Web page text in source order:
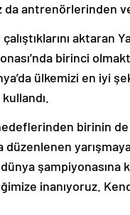
da antrenörlerinden
aktaran
birinci
ülkemizi en iyi
birinin
düzenlenen
şampiyonasına
inanıyoruz.